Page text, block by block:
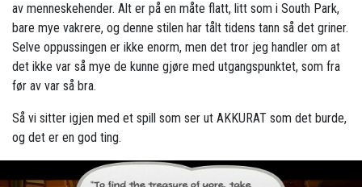
av menneskehender. Alt er på en måte flatt, litt som i South Park,
bare mye vakrere, og denne stilen har tålt tidens tann så det griner.
Selve oppussingen er ikke enorm, men det tror jeg handler om at
det ikke var så mye de kunne gjøre med utgangspunktet, som fra
før av var så bra.
Så vi sitter igjen med et spill som ser ut AKKURAT som det burde,
og det er en god ting.